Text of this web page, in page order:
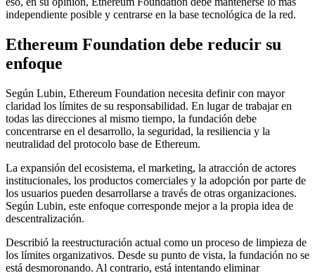
independiente posible y centrarse en la base tecnológica de la red.
Ethereum Foundation debe reducir su
enfoque
Según Lubin, Ethereum Foundation necesita definir con mayor
claridad los límites de su responsabilidad. En lugar de trabajar en
todas las direcciones al mismo tiempo, la fundación debe
concentrarse en el desarrollo, la seguridad, la resiliencia y la
neutralidad del protocolo base de Ethereum.
La expansión del ecosistema, el marketing, la atracción de actores
institucionales, los productos comerciales y la adopción por parte de
los usuarios pueden desarrollarse a través de otras organizaciones.
Según Lubin, este enfoque corresponde mejor a la propia idea de
descentralización.
Describió la reestructuración actual como un proceso de limpieza de
los límites organizativos. Desde su punto de vista, la fundación no se
está desmoronando. Al contrario, está intentando eliminar